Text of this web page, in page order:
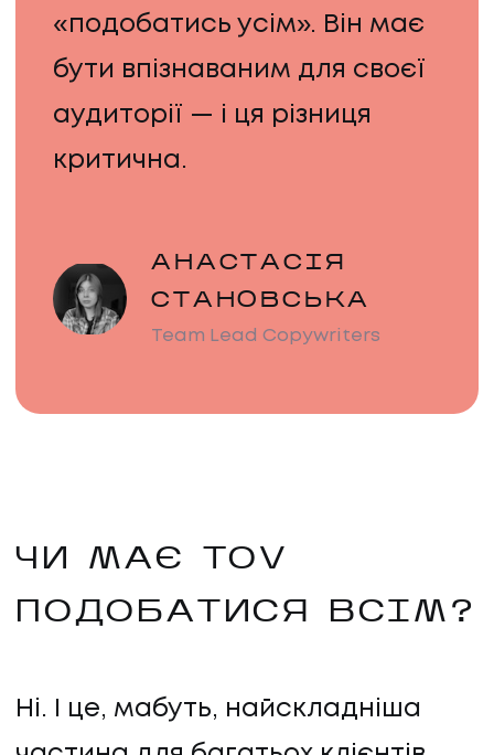
«подобатись усім». Він має
бути впізнаваним для своєї
аудиторії — і ця різниця
критична.
АНАСТАСІЯ
СТАНОВСЬКА
Team Lead Copywriters
ЧИ МАЄ TOV
ПОДОБАТИСЯ ВСІМ?
Ні. І це, мабуть, найскладніша